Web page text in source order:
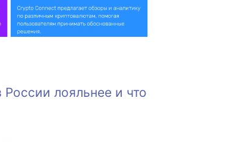
России лояльнее и что